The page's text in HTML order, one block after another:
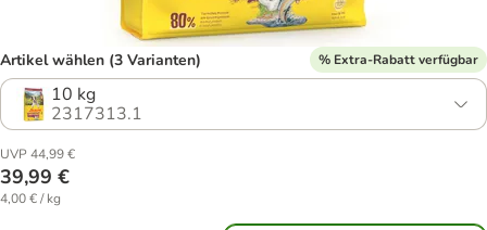
Artikel wählen (3 Varianten) % Extra-Rabatt verfügbar
10 kg
2317313.1
UVP 44,99 €
39,99 €
4,00 € / kg